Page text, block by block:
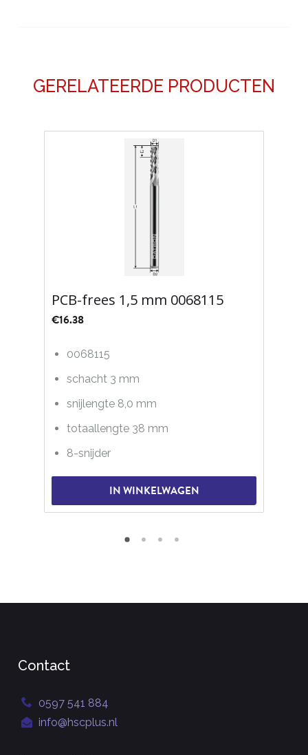
GERELATEERDE PRODUCTEN
PCB-frees 1,5 mm 0068115
€16.38
0068115
schacht 3 mm
snijlengte 8,0 mm
totaallengte 38 mm
8-snijder
IN WINKELWAGEN
Contact
0597 541 884
info@hscplus.nl